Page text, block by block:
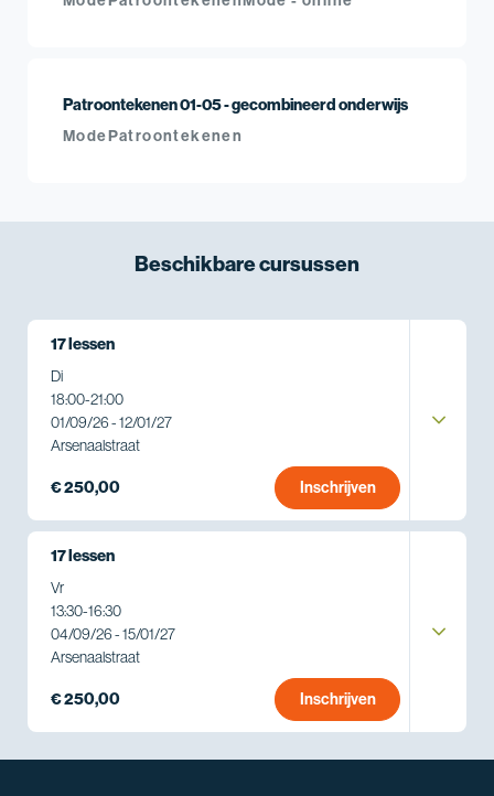
Patroontekenen 01-05 - gecombineerd onderwijs
ModePatroontekenen
Beschikbarecursussen
17 lessen
Di
18:00-21:00
01/09/26 - 12/01/27
Arsenaalstraat
€ 250,00 Inschrijven
17 lessen
Vr
13:30-16:30
04/09/26 - 15/01/27
Arsenaalstraat
€ 250,00 Inschrijven